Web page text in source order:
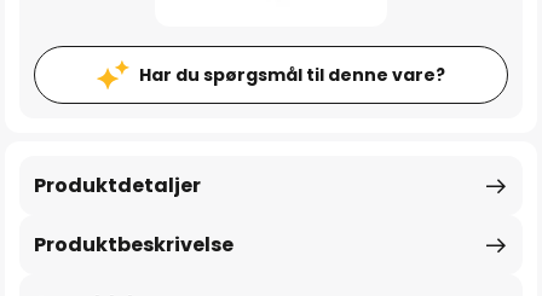
Har du spørgsmål til denne vare?
Produktbeskrivelse
Produktdetaljer